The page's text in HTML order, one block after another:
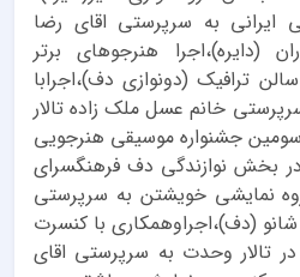
ایرانی به سرپرستی اقای رضا
(دایره)،اجرا هنرجوهای برتر
ترافیک (دونوازی دف)،اجرابا
خانم عسل ملک زاده تالار
جشنواره موسیقی هنرجویی
بخش نوازندگی دف فرهنگسرای
نمایشی خویشتن به سرپرستی
شانو (دف)،اجراوهمکاری با کنسرت
تالار وحدت به سرپرستی اقای